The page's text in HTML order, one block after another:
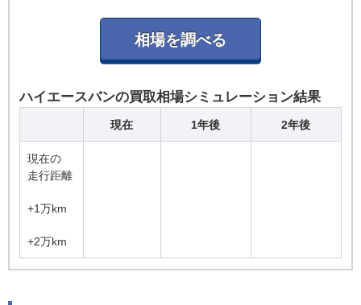
ハイエースバンの買取相場シミュレーション結果
現在 1年後 2年後
現在の
走行距離
+1万km
+2万km